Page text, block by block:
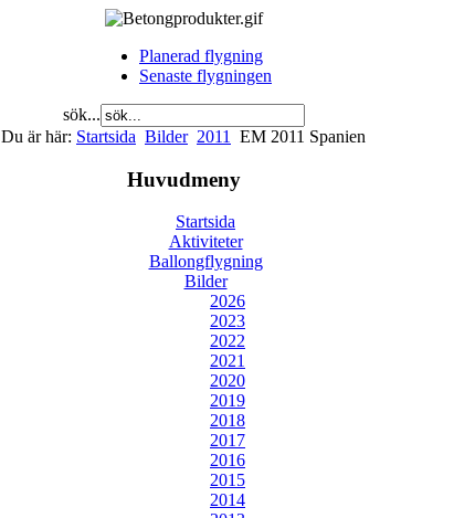
Planerad flygning
Senaste flygningen
sök...
Du är här: Startsida Bilder 2011 EM 2011 Spanien
Huvudmeny
Startsida
Aktiviteter
Ballongflygning
Bilder
2026
2023
2022
2021
2020
2019
2018
2017
2016
2015
2014